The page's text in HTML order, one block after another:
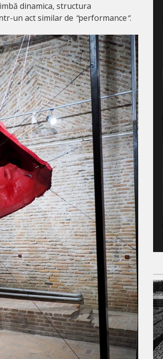
dinamica, structura
un act similar de “performance“.